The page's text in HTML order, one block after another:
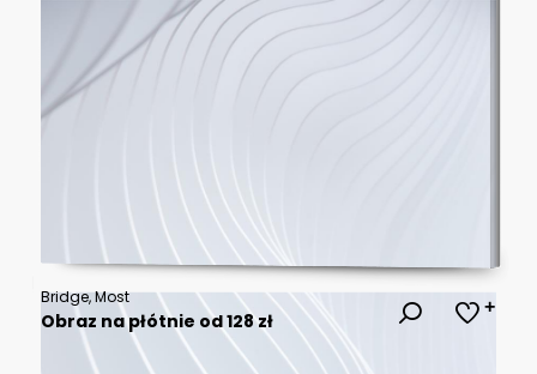
Bridge, Most
Obraz na płótnie od 128 zł